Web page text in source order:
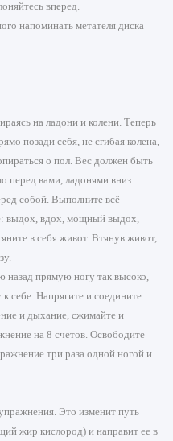
вперед.
напоминать метателя диска
на ладони и колени. Теперь
позади себя, не сгибая колена,
о пол. Вес должен быть
перед вами, ладонями вниз.
собой. Выполните всё
выдох, вдох, мощный выдох,
в себя живот. Втянув живот,
назад прямую ногу так высоко,
себе. Напрягите и соедините
и дыхание, сжимайте и
на 8 счетов. Освободите
три раза одной ногой и
Это изменит путь
жир кислород) и направит ее в